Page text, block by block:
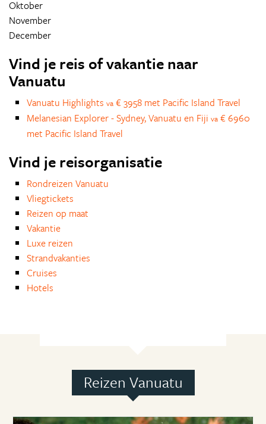
Oktober
November
December
Vind je reis of vakantie naar
Vanuatu
Vanuatu Highlights va € 3958 met Pacific Island Travel
Melanesian Explorer - Sydney, Vanuatu en Fiji va € 6960
met Pacific Island Travel
Vind je reisorganisatie
Rondreizen Vanuatu
Vliegtickets
Reizen op maat
Vakantie
Luxe reizen
Strandvakanties
Cruises
Hotels
Reizen Vanuatu